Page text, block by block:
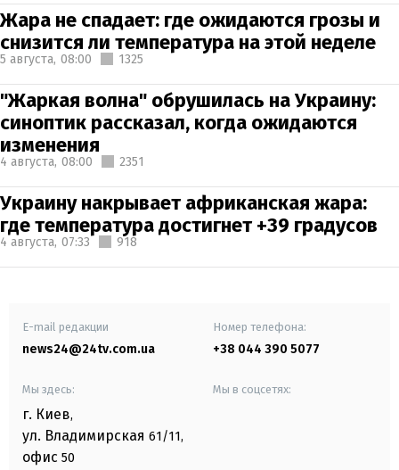
Жара не спадает: где ожидаются грозы и
снизится ли температура на этой неделе
5 августа, 08:00 1325
"Жаркая волна" обрушилась на Украину:
синоптик рассказал, когда ожидаются
изменения
4 августа, 08:00 2351
Украину накрывает африканская жара:
где температура достигнет +39 градусов
4 августа, 07:33 918
E-mail редакции
news24@24tv.com.ua
Номер телефона:
+38 044 390 5077
Мы здесь:
г. Киев,
ул. Владимирская 61/11,
офис 50
Мы в соцсетях: